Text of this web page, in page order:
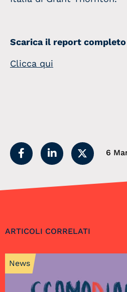
Scarica il report completo
Clicca qui
6
ARTICOLI CORRELATI
News